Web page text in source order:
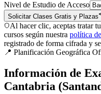
Nivel de Estudio de Acceso
Solicitar Clases Gratis y Plazas
Al hacer clic, aceptas tratar
cursos según nuestra política
registrado de forma cifrada y
📍 Planificación Geográfica
Información de
Cantabria